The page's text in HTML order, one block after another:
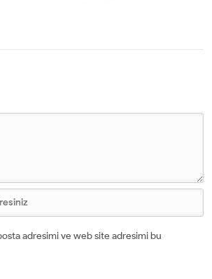
adresimi ve web site adresimi bu